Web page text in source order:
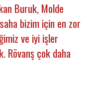
Buruk, Molde
bizim için en zor
ve iyi işler
Rövanş çok daha